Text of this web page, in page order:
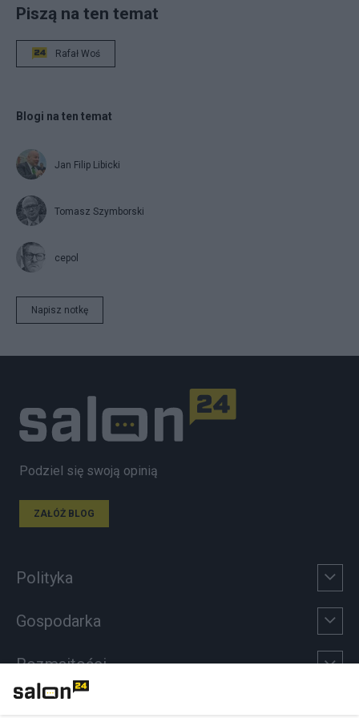
Piszą na ten temat
Rafał Woś
Blogi na ten temat
Jan Filip Libicki
Tomasz Szymborski
cepol
Napisz notkę
Podziel się swoją opinią
ZAŁÓŻ BLOG
Polityka
Gospodarka
Rozmaitości